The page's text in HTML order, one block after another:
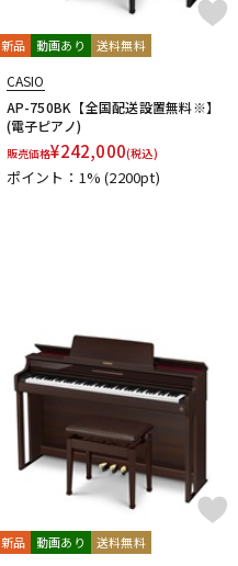
新品 動画あり 送料無料
CASIO
AP-750BK【全国配送設置無料※】
(電子ピアノ)
販売価格¥242,000(税込)
ポイント：1%(2200pt)
新品 動画あり 送料無料